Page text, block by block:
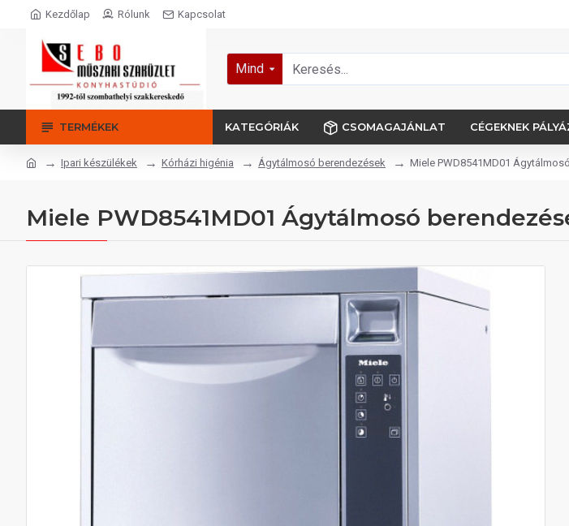
Kezdőlap Rólunk Kapcsolat
Mind
TERMÉKEK KATEGÓRIÁK CSOMAGAJÁNLAT CÉGEKNEK
Ipari készülékek Kórházi higénia Ágytálmosó berendezések Miele PWD8541MD01
Miele PWD8541MD01 Ágytálmosó